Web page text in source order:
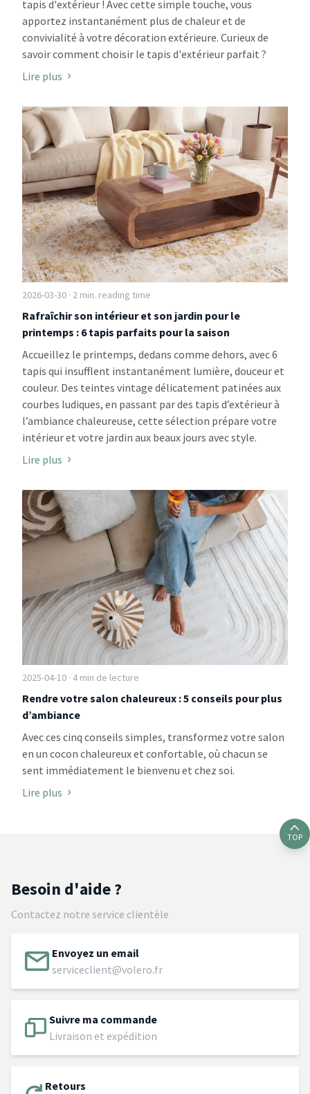
tapis d'extérieur ! Avec cette simple touche, vous
apportez instantanément plus de chaleur et de
convivialité à votre décoration extérieure. Curieux de
savoir comment choisir le tapis d'extérieur parfait ?
Lire plus
2026-03-30 · 2 min. reading time
Rafraîchir son intérieur et son jardin pour le
printemps : 6 tapis parfaits pour la saison
Accueillez le printemps, dedans comme dehors, avec 6
tapis qui insufflent instantanément lumière, douceur et
couleur. Des teintes vintage délicatement patinées aux
courbes ludiques, en passant par des tapis d’extérieur à
l’ambiance chaleureuse, cette sélection prépare votre
intérieur et votre jardin aux beaux jours avec style.
Lire plus
2025-04-10 · 4 min de lecture
Rendre votre salon chaleureux : 5 conseils pour plus
d’ambiance
Avec ces cinq conseils simples, transformez votre salon
en un cocon chaleureux et confortable, où chacun se
sent immédiatement le bienvenu et chez soi.
Lire plus
TOP
Besoin d'aide ?
Contactez notre service clientèle
Envoyez un email
serviceclient@volero.fr
Suivre ma commande
Livraison et expédition
Retours